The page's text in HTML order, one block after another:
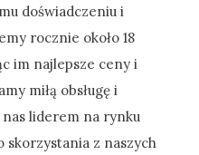
doświadczeniu i
rocznie około 18
im najlepsze ceny i
miłą obsługę i
liderem na rynku
skorzystania z naszych